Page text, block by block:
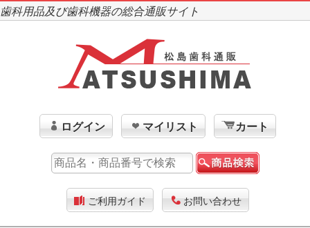
歯科用品及び歯科機器の総合通販サイト
ログイン マイリスト カート
ご利用ガイド お問い合わせ